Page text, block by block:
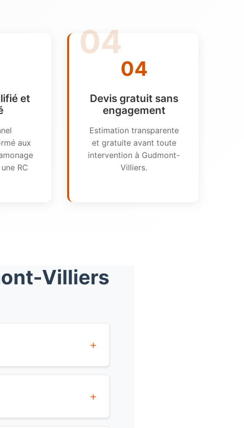
et
aux
RC
04
Devis gratuit sans
engagement
Estimation transparente
et gratuite avant toute
intervention à Gudmont-
Villiers.
Villiers
de Joinville et la